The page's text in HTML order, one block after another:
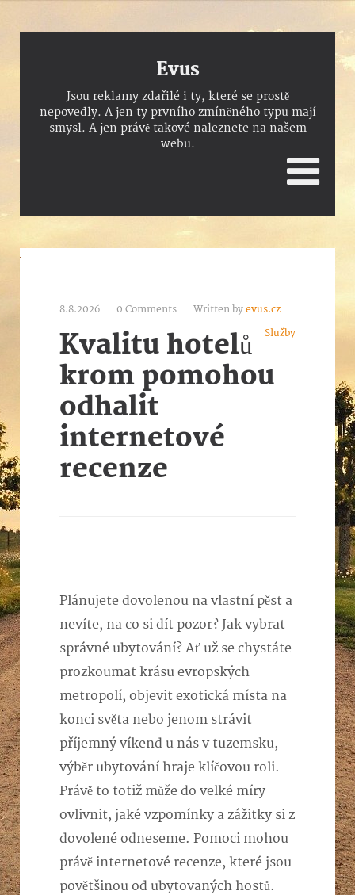
Evus
Jsou reklamy zdařilé i ty, které se prostě
nepovedly. A jen ty prvního zmíněného typu mají
smysl. A jen právě takové naleznete na našem
webu.
8.8.2026 0 Comments Written by evus.cz
Služby
Kvalitu hotelů
krom pomohou
odhalit
internetové
recenze
Plánujete dovolenou na vlastní pěst a
nevíte, na co si dít pozor? Jak vybrat
správné ubytování? Ať už se chystáte
prozkoumat krásu evropských
metropolí, objevit exotická místa na
konci světa nebo jenom strávit
příjemný víkend u nás v tuzemsku,
výběr ubytování hraje klíčovou roli.
Právě to totiž může do velké míry
ovlivnit, jaké vzpomínky a zážitky si z
dovolené odneseme. Pomoci mohou
právě internetové recenze, které jsou
povětšinou od ubytovaných hostů.